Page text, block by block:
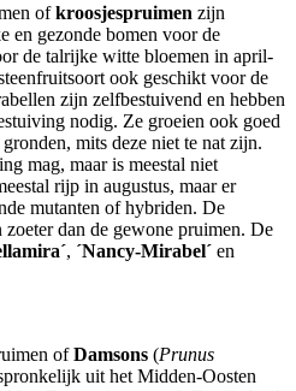
ofkroosjespruimen zijn
en gezonde bomen voor de
de talrijke witte bloemen in april-
ook geschikt voor de
zijn zelfbestuivend en hebben
nodig. Ze groeien ook goed
mits deze niet te nat zijn.
mag, maar is meestal niet
rijp in augustus, maar er
mutanten of hybriden. De
dan de gewone pruimen. De
, ´Nancy-Mirabel´ en
ofDamsons (Prunus
uit het Midden-Oosten